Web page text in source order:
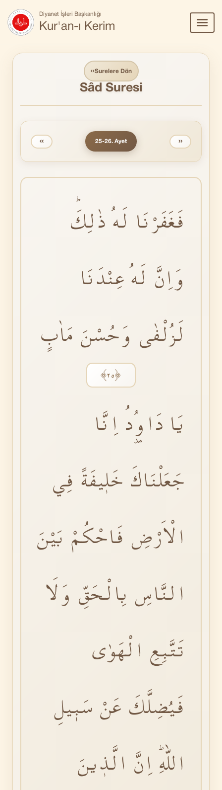
Diyanet İşleri Başkanlığı
Kur'an-ı Kerim
Aç/
‹‹Surelere Dön
Sâd Suresi
‹‹ 25-26. Ayet ››
فَغَفَرْنَا لَهُ ذٰلِكَؕ
وَاِنَّ لَهُ عِنْدَنَا
لَزُلْفٰى وَحُسْنَ مَاٰبٍ
﴿٢٥﴾
يَا دَاوُ۫دُ اِنَّا
جَعَلْنَاكَ خَلٖيفَةً فِي
الْاَرْضِ فَاحْكُمْ بَيْنَ
النَّاسِ بِالْحَقِّ وَلَا
تَتَّبِعِ الْهَوٰى
فَيُضِلَّكَ عَنْ سَبٖيلِ
اللّٰهِؕ اِنَّ الَّذٖينَ